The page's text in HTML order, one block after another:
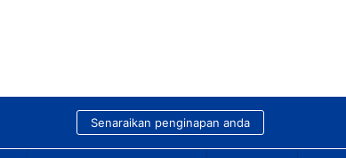
Senaraikan penginapan anda